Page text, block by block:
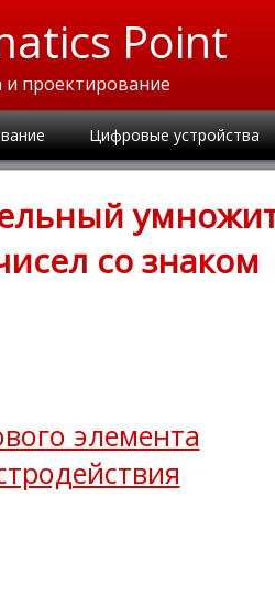
Point
проектирование
Цифровые устройства
со знаком
элемента